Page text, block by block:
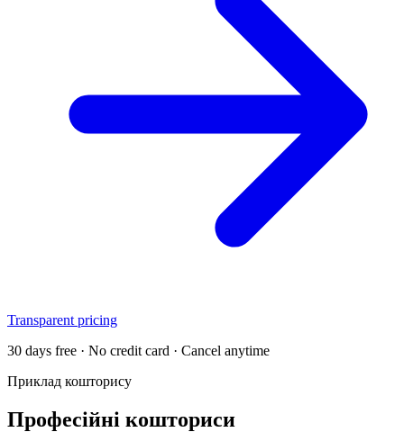
Transparent pricing
30 days free · No credit card · Cancel anytime
Приклад кошторису
Професійні кошториси